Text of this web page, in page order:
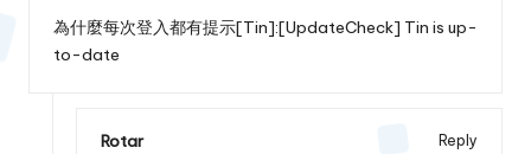
為什麼每次登入都有提示[Tin]:[UpdateCheck] Tin is up-
to-date
Rotar
Reply